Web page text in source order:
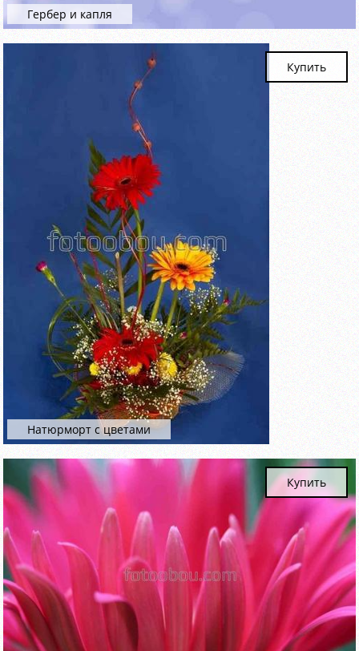
Гербер и капля
Натюрморт с цветами
Купить
Купить